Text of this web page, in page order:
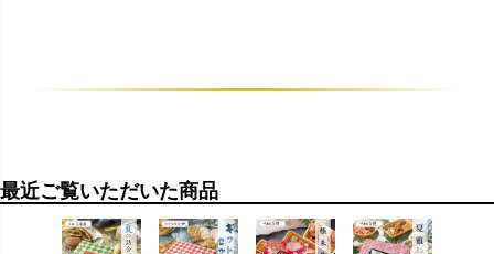
最近ご覧いただいた商品